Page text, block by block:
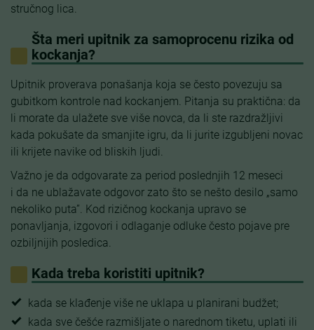
stručnog lica.
Šta meri upitnik za samoprocenu rizika od
kockanja?
Upitnik proverava ponašanja koja se često povezuju sa
gubitkom kontrole nad kockanjem. Pitanja su praktična: da
li morate da ulažete sve više novca, da li ste razdražljivi
kada pokušate da smanjite igru, da li jurite izgubljeni novac
ili krijete navike od bliskih ljudi.
Važno je da odgovarate za period poslednjih 12 meseci
i da ne ublažavate odgovor zato što se nešto desilo „samo
nekoliko puta”. Kod rizičnog kockanja upravo se
ponavljanja, izgovori i odlaganje odluke često pojave pre
ozbiljnijih posledica.
Kada treba koristiti upitnik?
kada se klađenje više ne uklapa u planirani budžet;
kada sve češće razmišljate o narednom tiketu, uplati ili